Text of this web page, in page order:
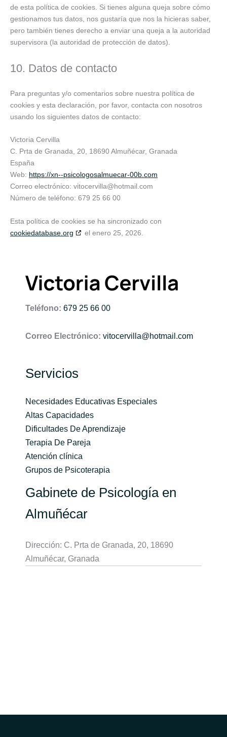
de esta política de cookies. Si tienes alguna queja sobre cómo
gestionamos tus datos, nos gustaría que nos la hicieras saber,
pero también tienes derecho a enviar una queja a la autoridad
supervisora (la autoridad de protección de datos).
10. Datos de contacto
Para preguntas y/o comentarios sobre nuestra política de
cookies y esta declaración, por favor, contacta con nosotros
usando los siguientes datos de contacto:
Victoria Cervilla
C. Prta de Granada, 20, 18690 Almuñécar, Granada
España
Web: https://xn--psicologosalmuecar-00b.com
Correo electrónico: vitocervilla@hotmail.com
Número de teléfono: 679 25 66 00
Esta política de cookies se ha sincronizado con
cookiedatabase.org
el enero 25, 2026.
Teléfono: 679 25 66 00
Correo Electrónico: vitocervilla@hotmail.com
Servicios
Necesidades Educativas Especiales
Altas Capacidades
Dificultades De Aprendizaje
Terapia De Pareja
Atención clínica
Grupos de Psicoterapia
Gabinete de Psicología en
Almuñécar
Dirección: C. Prta de Granada, 20, 18690
Almuñécar, Granada